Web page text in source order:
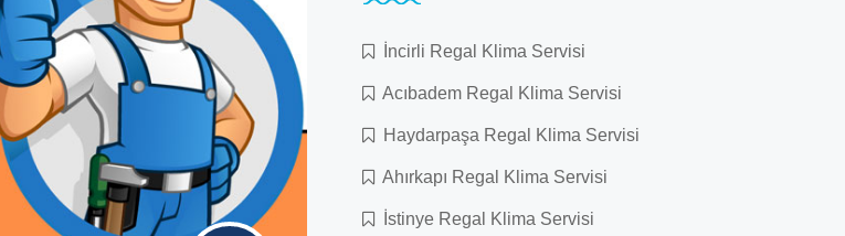
İncirli Regal Klima Servisi
Acıbadem Regal Klima Servisi
Haydarpaşa Regal Klima Servisi
Ahırkapı Regal Klima Servisi
İstinye Regal Klima Servisi